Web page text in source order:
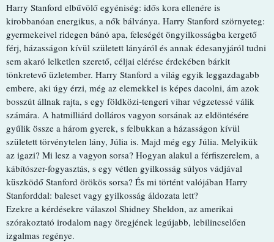
Harry ​Stanford elbűvölő egyéniség: idős kora ellenére is
kirobbanóan energikus, a nők bálványa. Harry Stanford szörnyeteg:
gyermekeivel ridegen bánó apa, feleségét öngyilkosságba kergető
férj, házasságon kívül született lányáról és annak édesanyjáról tudni
sem akaró lelketlen szerető, céljai elérése érdekében bárkit
tönkretevő üzletember. Harry Stanford a világ egyik leggazdagabb
embere, aki úgy érzi, még az elemekkel is képes dacolni, ám azok
bosszút állnak rajta, s egy földközi-tengeri vihar végzetessé válik
számára. A hatmilliárd dolláros vagyon sorsának az eldöntésére
gyűlik össze a három gyerek, s felbukkan a házasságon kívül
született törvénytelen lány, Júlia is. Majd még egy Júlia. Melyikük
az igazi? Mi lesz a vagyon sorsa? Hogyan alakul a férfiszerelem, a
kábítószer-fogyasztás, s egy vétlen gyilkosság súlyos vádjával
küszködő Stanford örökös sorsa? És mi történt valójában Harry
Stanforddal: baleset vagy gyilkosság áldozata lett?
Ezekre a kérdésekre válaszol Shidney Sheldon, az amerikai
szórakoztató irodalom nagy öregjének legújabb, lebilincselően
izgalmas regénye.